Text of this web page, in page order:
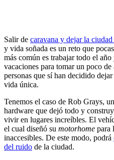
Salir de caravana y dejar la ciudad
y vida soñada es un reto que
más común es trabajar todo el
vacaciones para tomar un poco
personas que sí han decidido
vida única.
Tenemos el caso de Rob Grays,
hardware que dejó todo y
vivir en lugares increíbles. El
el cual diseñó su motorhome para
inaccesibles. De este modo, podrá
del ruido de la ciudad.